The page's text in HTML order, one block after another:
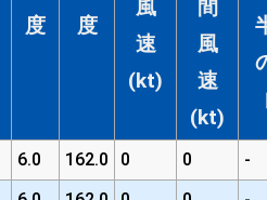
度
度
風
速
(kt)
間
風
速
(kt)
6.0 162.0 0 0
-